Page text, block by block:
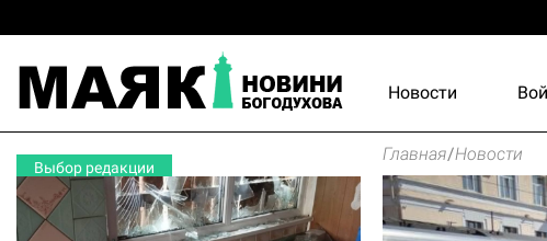
Новости
Выбор редакции
Главная/Новости